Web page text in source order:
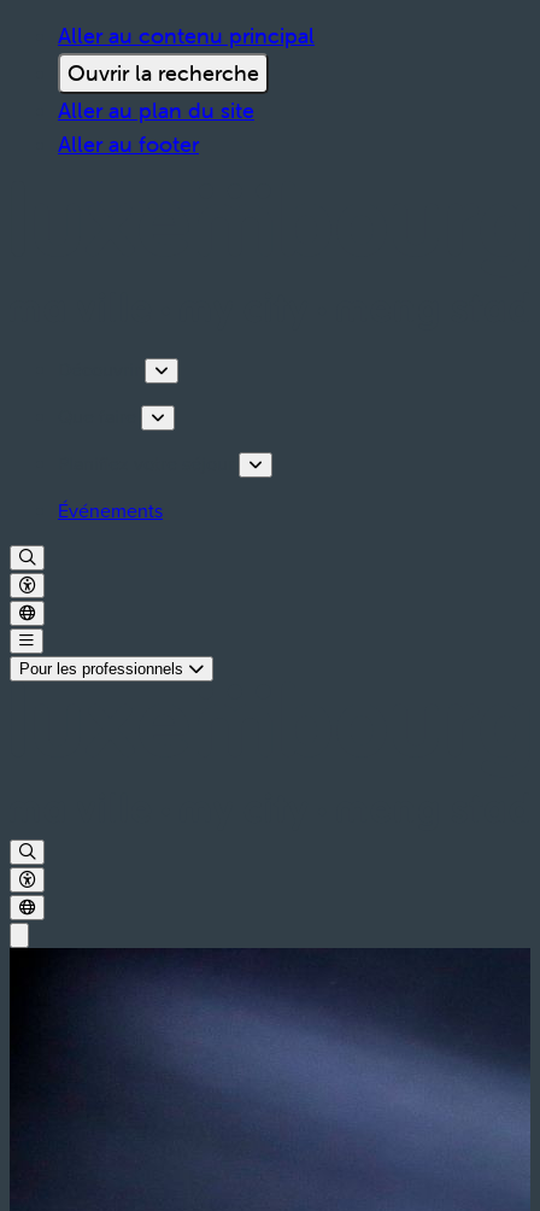
Aller au contenu principal
Ouvrir la recherche
Aller au plan du site
Aller au footer
Événements
Pour les professionnels